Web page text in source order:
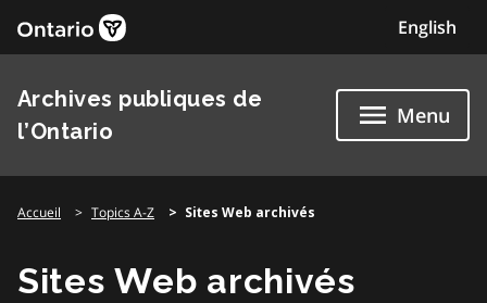
English
Archives publiques de
l’Ontario
Menu
Accueil Topics A-Z Sites Web archivés
Sites Web archivés